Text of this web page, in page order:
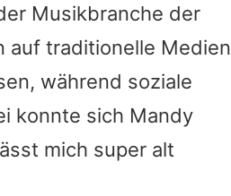
Musikbranche der
auf traditionelle Medien
während soziale
konnte sich Mandy
mich super alt